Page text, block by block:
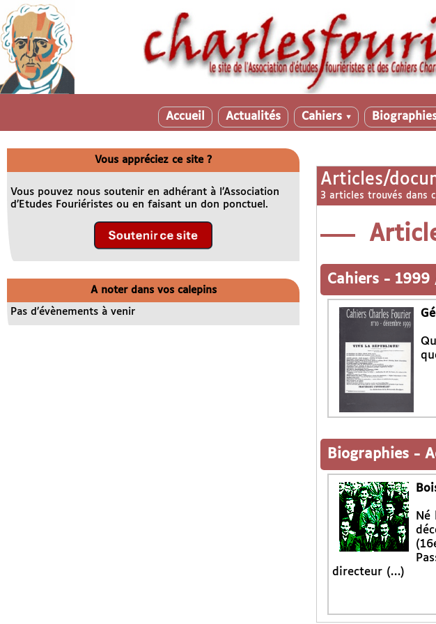
Accueil Actualités Cahiers ▼
Articles/
3 articles trouvés dans
Cahiers - 1999
Biographies -
Né
directeur (…)
Vous appréciez ce site ?
Vous pouvez nous soutenir en adhérant à l’Association
d’Etudes Fouriéristes ou en faisant un don ponctuel.
A noter dans vos calepins
Pas d’évènements à venir